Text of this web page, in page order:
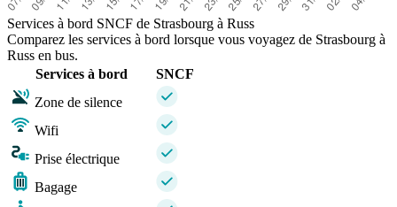
Services à bord SNCF de Strasbourg à Russ
Comparez les services à bord lorsque vous voyagez de Strasbourg à
Russ en bus.
Services à bord
SNCF
Zone de silence
Wifi
Prise électrique
Bagage